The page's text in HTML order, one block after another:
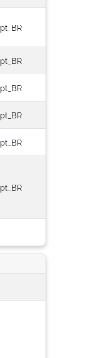
pt_BR
pt_BR
pt_BR
pt_BR
pt_BR
pt_BR